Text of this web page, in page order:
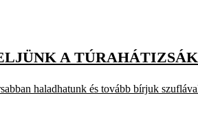
A
haladhatunk és tovább bírjuk